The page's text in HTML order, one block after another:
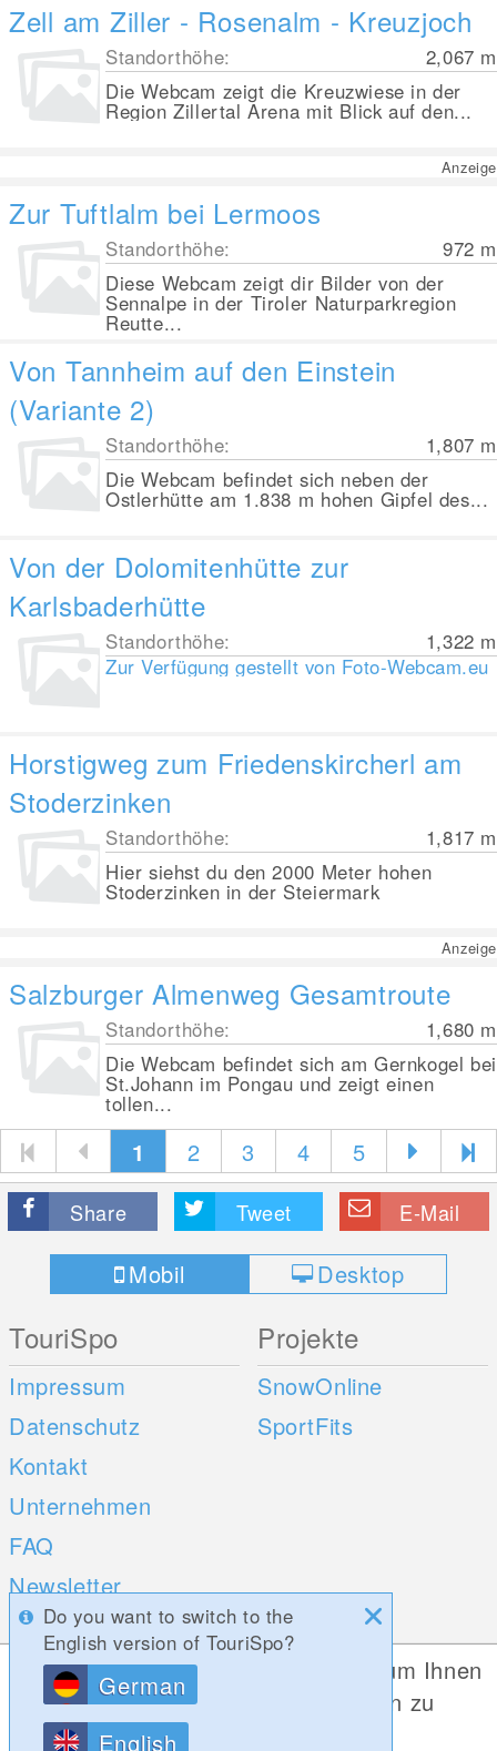
Zell am Ziller - Rosenalm - Kreuzjoch
Standorthöhe: 2,067 m
Die Webcam zeigt die Kreuzwiese in der
Region Zillertal Arena mit Blick auf den...
Anzeige
Zur Tuftlalm bei Lermoos
Standorthöhe: 972 m
Diese Webcam zeigt dir Bilder von der
Sennalpe in der Tiroler Naturparkregion
Reutte...
Von Tannheim auf den Einstein
(Variante 2)
Standorthöhe: 1,807 m
Die Webcam befindet sich neben der
Ostlerhütte am 1.838 m hohen Gipfel des...
Von der Dolomitenhütte zur
Karlsbaderhütte
Standorthöhe: 1,322 m
Zur Verfügung gestellt von Foto-Webcam.eu
Horstigweg zum Friedenskircherl am
Stoderzinken
Standorthöhe: 1,817 m
Hier siehst du den 2000 Meter hohen
Stoderzinken in der Steiermark
Anzeige
Salzburger Almenweg Gesamtroute
Standorthöhe: 1,680 m
Die Webcam befindet sich am Gernkogel bei
St.Johann im Pongau und zeigt einen
tollen...
1 2 3 4 5
Share Tweet E-Mail
Mobil Desktop
TouriSpo
Impressum
Datenschutz
Kontakt
Unternehmen
FAQ
Newsletter
Umfragen
Projekte
SnowOnline
SportFits
Mobile Apps Social Web
Do you want to switch to the
English version of TouriSpo?
German
English
Diese Website verwendet Cookies, um Ihnen
die bestmögliche Funktionalität bieten zu
können.